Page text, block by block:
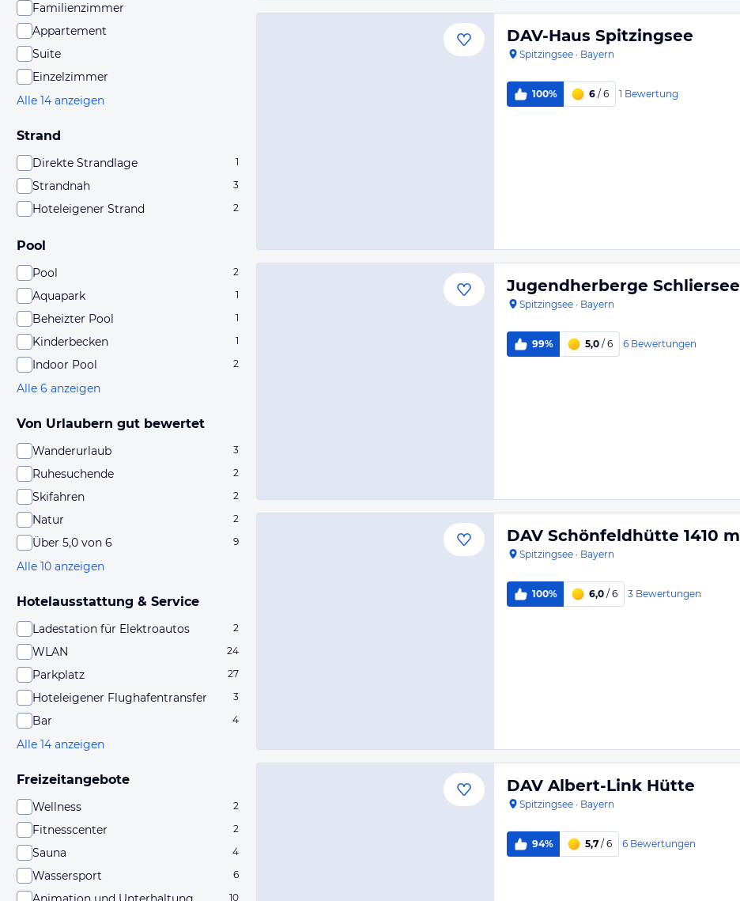
Familienzimmer
Appartement
Suite
Einzelzimmer
Alle 14 anzeigen
Strand
Direkte Strandlage 1
Strandnah 3
Hoteleigener Strand 2
Pool
Pool 2
Aquapark 1
Beheizter Pool 1
Kinderbecken 1
Indoor Pool 2
Alle 6 anzeigen
Von Urlaubern gut bewertet
Wanderurlaub 3
Ruhesuchende 2
Skifahren 2
Natur 2
Über 5,0 von 6 9
Alle 10 anzeigen
Hotelausstattung & Service
Ladestation für Elektroautos 2
WLAN 24
Parkplatz 27
Hoteleigener Flughafentransfer 3
Bar 4
Alle 14 anzeigen
Freizeitangebote
Wellness 2
Fitnesscenter 2
Sauna 4
Wassersport 6
10
DAV-Haus Spitzingsee
Spitzingsee · Bayern
100% 6 / 6 1 Bewertung
Jugendherberge Schliersee
Spitzingsee · Bayern
99% 5,0 / 6 6 Bewertungen
DAV Schönfeldhütte 1410 m
Spitzingsee · Bayern
100% 6,0 / 6 3 Bewertungen
DAV Albert-Link Hütte
Spitzingsee · Bayern
94% 5,7 / 6 6 Bewertungen